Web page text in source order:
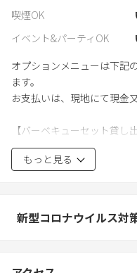
喫煙OK
イベント&パーティOK
オプションメニューは下記
ます。
お支払いは、現地にて現金
【バーベキューセット貸し出
焼き台，白炭2㎏，火おこし
¥1,650（5月〜10月限定）
薪、火おこしセットがござ
焚き火コーナーにて焚き火
もっと見る
新型コロナウイルス対